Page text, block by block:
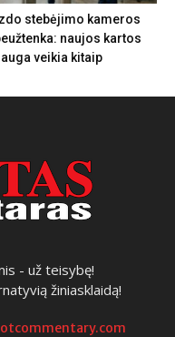
stebėjimo kameros
naujos kartos
veikia kitaip
- už teisybę!
žiniasklaidą!